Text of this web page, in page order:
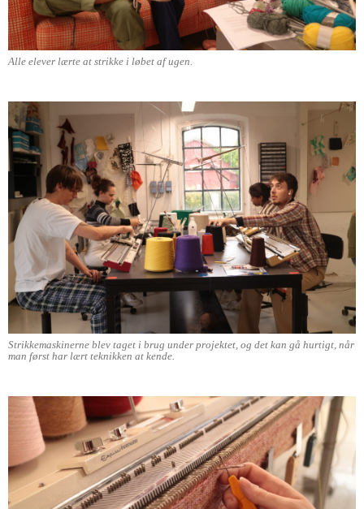
Alle elever lærte at strikke i løbet af ugen.
Strikkemaskinerne blev taget i brug under projektet, og det kan gå hurtigt, når
man først har lært teknikken at kende.